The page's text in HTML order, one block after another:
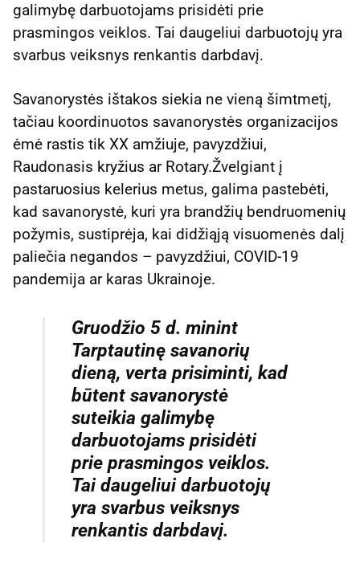
galimybę darbuotojams prisidėti prie
prasmingos veiklos. Tai daugeliui darbuotojų yra
svarbus veiksnys renkantis darbdavį.
Savanorystės ištakos siekia ne vieną šimtmetį,
tačiau koordinuotos savanorystės organizacijos
ėmė rastis tik XX amžiuje, pavyzdžiui,
Raudonasis kryžius ar Rotary.Žvelgiant į
pastaruosius kelerius metus, galima pastebėti,
kad savanorystė, kuri yra brandžių bendruomenių
požymis, sustiprėja, kai didžiąją visuomenės dalį
paliečia negandos – pavyzdžiui, COVID-19
pandemija ar karas Ukrainoje.
Gruodžio 5 d. minint
Tarptautinę savanorių
dieną, verta prisiminti, kad
būtent savanorystė
suteikia galimybę
darbuotojams prisidėti
prie prasmingos veiklos.
Tai daugeliui darbuotojų
yra svarbus veiksnys
renkantis darbdavį.